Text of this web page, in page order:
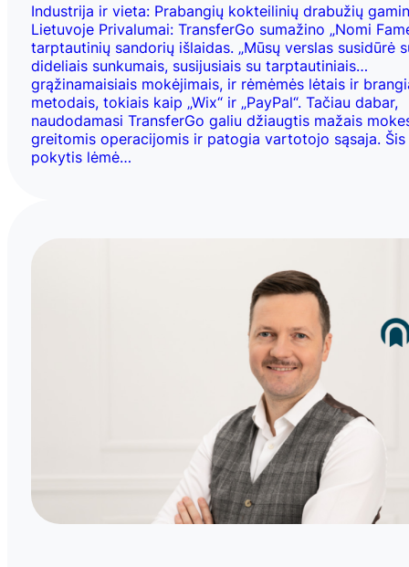
Industrija ir vieta: Prabangių kokteilinių drabužių
Lietuvoje Privalumai: TransferGo sumažino „Nomi
tarptautinių sandorių išlaidas. „Mūsų verslas susidūrė
dideliais sunkumais, susijusiais su tarptautiniais
grąžinamaisiais mokėjimais, ir rėmėmės lėtais ir
metodais, tokiais kaip „Wix“ ir „PayPal“. Tačiau dabar,
naudodamasi TransferGo galiu džiaugtis mažais
greitomis operacijomis ir patogia vartotojo sąsaja. Šis
pokytis lėmė…